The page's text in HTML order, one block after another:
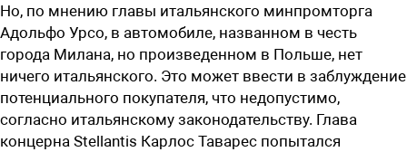
Но, по мнению главы итальянского минпромторга
Адольфо Урсо, в автомобиле, названном в честь
города Милана, но произведенном в Польше, нет
ничего итальянского. Это может ввести в заблуждение
потенциального покупателя, что недопустимо,
согласно итальянскому законодательству. Глава
концерна Stellantis Карлос Таварес попытался